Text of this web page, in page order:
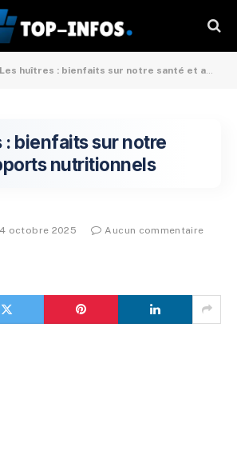
Les huîtres : bienfaits sur notre santé et apports nutritionnels
: bienfaits sur notre
nutritionnels
4 octobre 2025 Aucun commentaire